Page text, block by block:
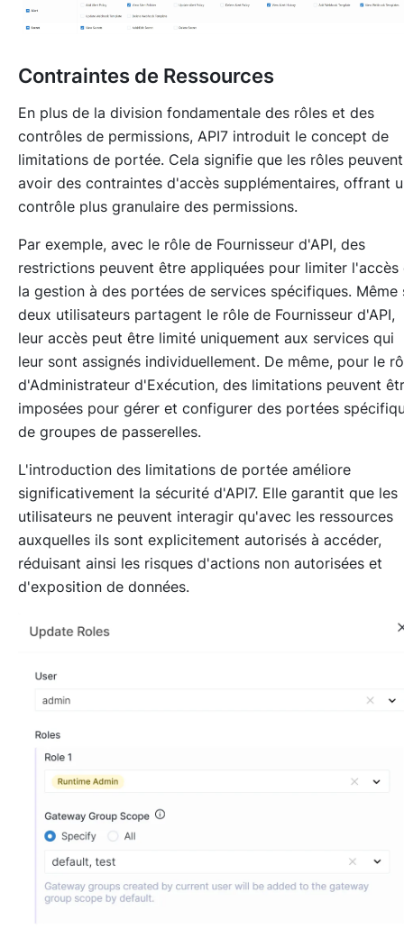
Contraintes de Ressources
En plus de la division fondamentale des rôles et des
contrôles de permissions, API7 introduit le concept de
limitations de portée. Cela signifie que les rôles peuvent
avoir des contraintes d'accès supplémentaires, offrant
contrôle plus granulaire des permissions.
Par exemple, avec le rôle de Fournisseur d'API, des
restrictions peuvent être appliquées pour limiter l'accès
la gestion à des portées de services spécifiques. Même
deux utilisateurs partagent le rôle de Fournisseur d'API,
leur accès peut être limité uniquement aux services qui
leur sont assignés individuellement. De même, pour le
d'Administrateur d'Exécution, des limitations peuvent
imposées pour gérer et configurer des portées
de groupes de passerelles.
L'introduction des limitations de portée améliore
significativement la sécurité d'API7. Elle garantit que les
utilisateurs ne peuvent interagir qu'avec les ressources
auxquelles ils sont explicitement autorisés à accéder,
réduisant ainsi les risques d'actions non autorisées et
d'exposition de données.